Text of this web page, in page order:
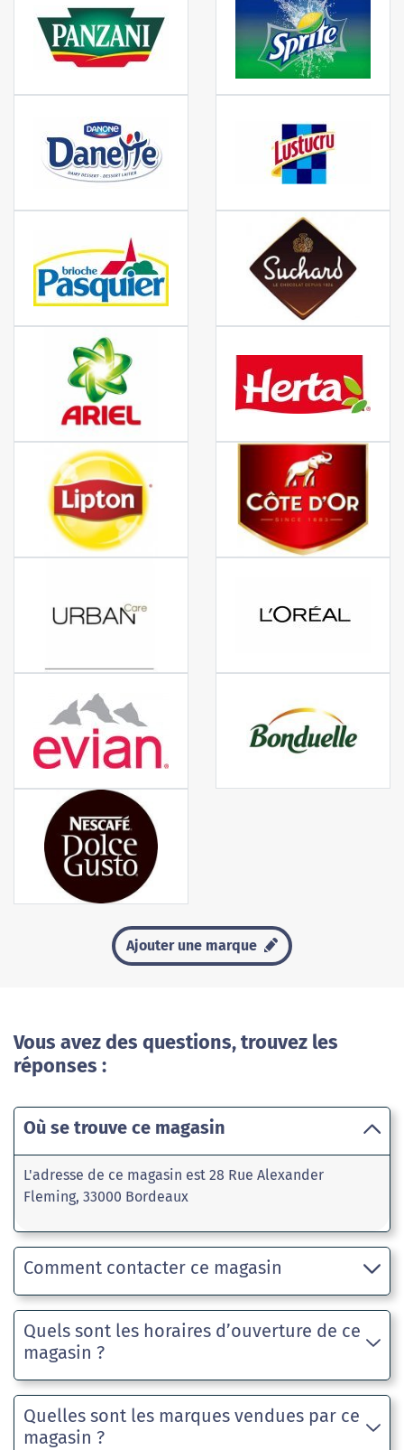
Ajouter une marque
Vous avez des questions, trouvez les
réponses :
Où se trouve ce magasin
L'adresse de ce magasin est 28 Rue Alexander
Fleming, 33000 Bordeaux
Comment contacter ce magasin
Quels sont les horaires d’ouverture de ce
magasin ?
Quelles sont les marques vendues par ce
magasin ?